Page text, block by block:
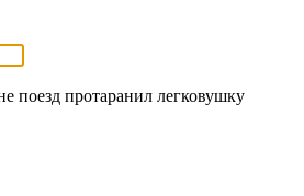
поезд протаранил легковушку